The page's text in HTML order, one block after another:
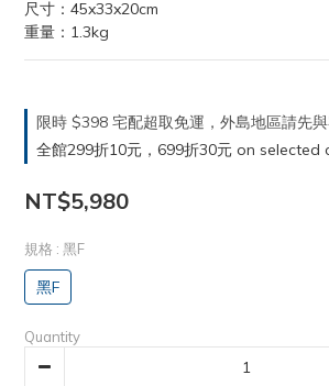
尺寸：45x33x20cm
重量：1.3kg
限時 $398 宅配超取免運，外島地區請先
全館299折10元，699折30元 on selected
NT$5,980
規格 : 黑F
黑F
Quantity